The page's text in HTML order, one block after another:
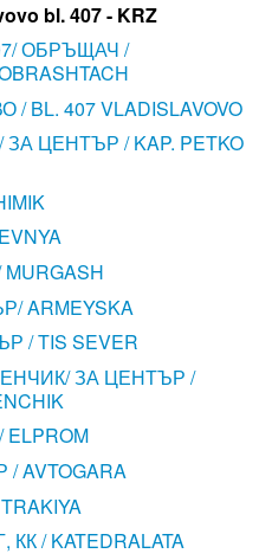
bl. 407 - KRZ
ОБРЪЩАЧ /
BL. 407 VLADISLAVOVO
ЦЕНТЪР / KAP. PETKO
ARMEYSKA
/ TIS SEVER
ЗА ЦЕНТЪР /
AVTOGARA
/ KATEDRALATA